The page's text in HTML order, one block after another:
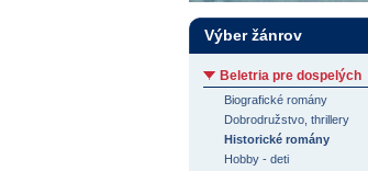
Výber žánrov
Beletria pre dospelých
Biografické romány
Dobrodružstvo, thrillery
Historické romány
Hobby - deti